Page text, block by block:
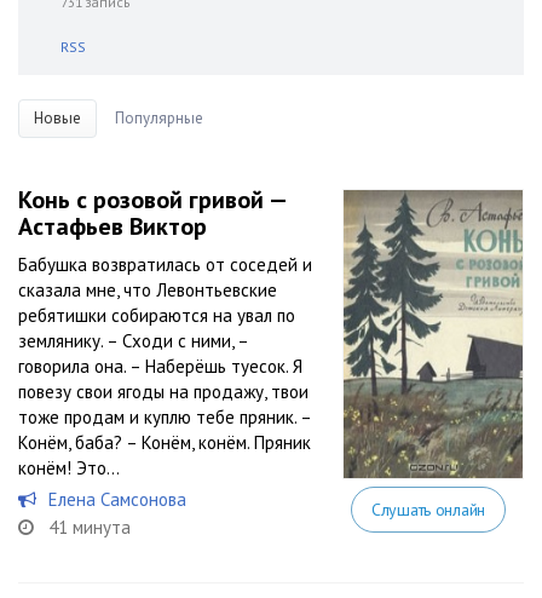
RSS
Новые Популярные
Конь с розовой гривой —
Астафьев Виктор
Бабушка возвратилась от соседей и
сказала мне, что Левонтьевские
ребятишки собираются на увал по
землянику. – Сходи с ними, –
говорила она. – Наберёшь туесок. Я
повезу свои ягоды на продажу, твои
тоже продам и куплю тебе пряник. –
Конём, баба? – Конём, конём. Пряник
конём! Это...
Елена Самсонова
41 минута
Слушать онлайн